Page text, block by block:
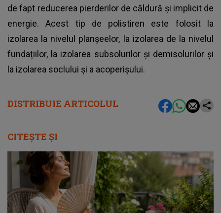
DISTRIBUIE ARTICOLUL
de fapt reducerea pierderilor de căldură și implicit de
energie. Acest tip de polistiren este folosit la
izolarea la nivelul planșeelor, la izolarea de la nivelul
fundațiilor, la izolarea subsolurilor și demisolurilor şi
la izolarea soclului şi a acoperișului.
CITEȘTE ȘI